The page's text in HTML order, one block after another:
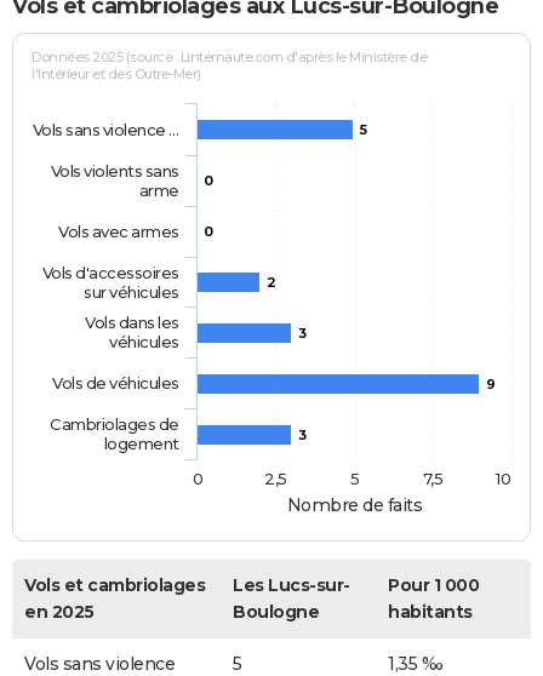
Vols et cambriolages aux Lucs-sur-Boulogne
Nombre de faits
Données 2025 (source : Linternaute.com d'après le Ministère de
l'Intérieur et des Outre-Mer)
5
0
0
2
3
9
3
Vols sans violence …
Vols violents sans
arme
Vols avec armes
Vols d'accessoires
sur véhicules
Vols dans les
véhicules
Vols de véhicules
Cambriolages de
logement
0
10
2,5 5 7,5
Vols et cambriolages
en 2025
Les Lucs-sur-
Boulogne
Pour 1 000
habitants
Vols sans violence
5 1,35 ‰